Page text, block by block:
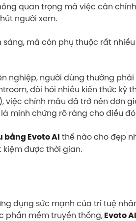
quan trọng mà việc cân
người xem.
mà còn phụ thuộc rất
nghiệp, người dùng thường
đòi hỏi nhiều kiến thức kỹ
việc chỉnh màu đã trở nên đơn
minh chứng rõ ràng cho điều
bằng Evoto AI thế nào cho đẹp
được thời gian.
dụng sức mạnh của trí tuệ
phần mềm truyền thống,Evoto AI